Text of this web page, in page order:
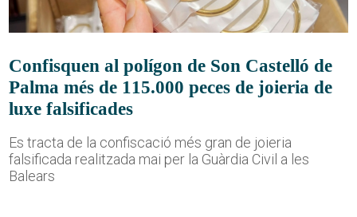
Confisquen al polígon de Son Castelló de
Palma més de 115.000 peces de joieria de
luxe falsificades
Es tracta de la confiscació més gran de joieria
falsificada realitzada mai per la Guàrdia Civil a les
Balears